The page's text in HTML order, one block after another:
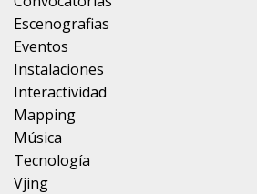
Escenografias
Eventos
Instalaciones
Interactividad
Mapping
Música
Tecnología
Vjing